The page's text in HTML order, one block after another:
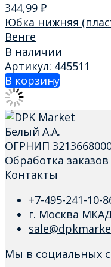
344,99 ₽
Юбка нижняя
Венге
В наличии
Артикул: 445511
В корзину
Белый А.А.
ОГРНИП
Обработка заказов
Контакты
+7-495-241-10-
г. Москва
Мы в социальных